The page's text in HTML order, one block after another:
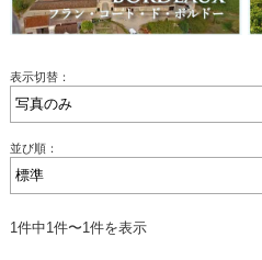
表示切替：
並び順：
1件中1件〜1件を表示